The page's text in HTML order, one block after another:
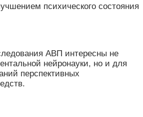
психического состояния
АВП интересны не
нейронауки, но и для
перспективных